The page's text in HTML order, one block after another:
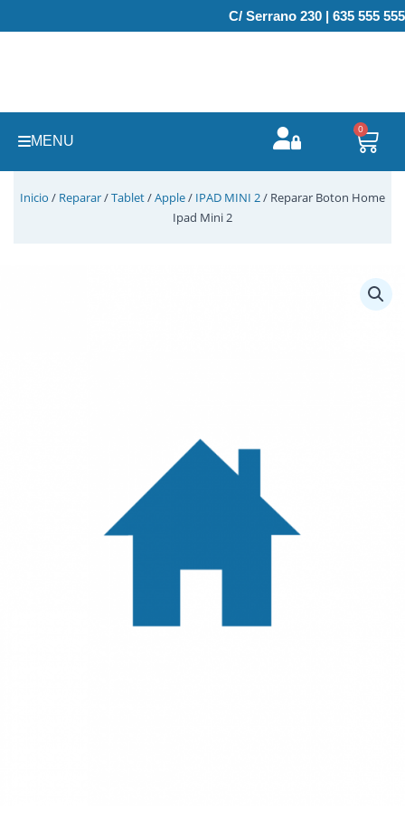
al
C/ Serrano 230 | 635 555 555
MENU
0
Inicio / Reparar/Tablet/Apple/ IPAD MINI 2/ Reparar Boton Home
Ipad Mini 2